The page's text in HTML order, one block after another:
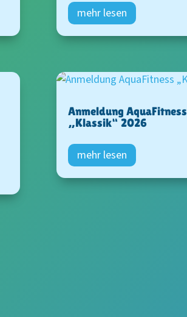
mehr lesen
Anmeldung AquaFitness
„Klassik“ 2026
mehr lesen